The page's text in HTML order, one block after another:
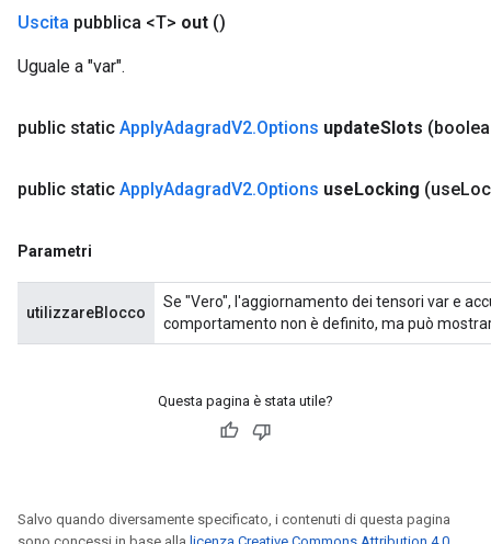
Uscita pubblica <T> out ()
Uguale a "var".
public static ApplyAdagradV2.Options updateSlots
public static ApplyAdagradV2.Options useLocking (use
Parametri
utilizzareBlocco
Se "Vero", l'aggiornamento dei tensori var e
comportamento non è definito, ma può
Questa pagina è stata utile?
Salvo quando diversamente specificato, i contenuti di questa pagina